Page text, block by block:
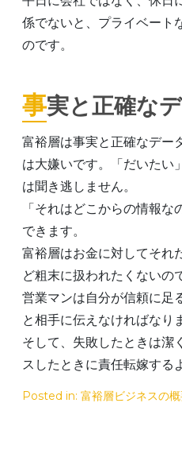
係でないと、プライベート
のです。
事実と正確な
富裕層は事実と正確なデー
は大嫌いです。「だいたい
は聞き逃しません。
「それはどこからの情報
できます。
富裕層はお金に対してそれ
ど粗末に扱われたくないの
営業マンは自分が信頼に足
と相手に伝えなければなり
そして、失敗したときは潔
スしたときに責任転嫁する
Posted in: 富裕層ビジネスの